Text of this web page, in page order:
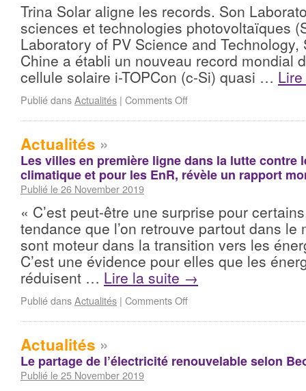
Trina Solar aligne les records. Son
sciences et technologies photovoltaïques
Laboratory of PV Science and Technology,
Chine a établi un nouveau record mondial
cellule solaire i-TOPCon (c-Si) quasi …
Publié dansActualités | Comments Off
Actualités »
Les villes en première ligne dans la lutte contre
climatique et pour les EnR, révèle un rapport
Publié le 26 November 2019
« C’est peut-être une surprise pour
tendance que l’on retrouve partout dans le
sont moteur dans la transition vers les
C’est une évidence pour elles que les
réduisent … Lire la suite →
Publié dansActualités | Comments Off
Actualités »
Le partage de l’électricité renouvelable selon
Publié le 25 November 2019